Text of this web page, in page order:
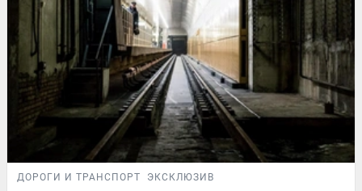
ДОРОГИ И ТРАНСПОРТ ЭКСКЛЮЗИВ